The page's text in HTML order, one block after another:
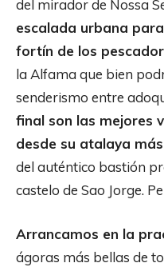
del mirador de Nossa
escalada urbana
fortín de los
la Alfama que bien
senderismo entre
final son las mejores
desde su atalaya
del auténtico bastión
castelo de Sao Jorge.
Arrancamos en la
ágoras más bellas de